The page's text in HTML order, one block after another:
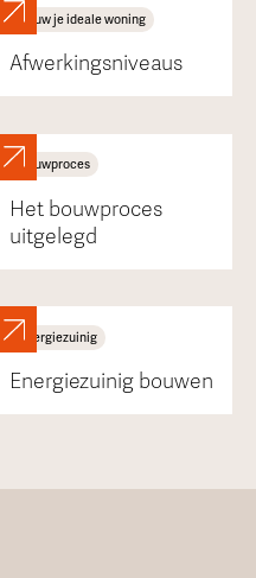
Bouw je ideale woning
Afwerkingsniveaus
Bouwproces
Het bouwproces
uitgelegd
Energiezuinig
Energiezuinig bouwen